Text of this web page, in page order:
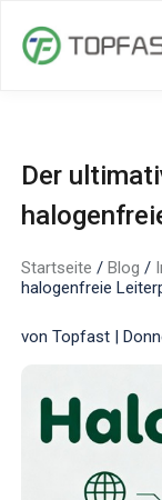
Der
Startseite /Blog /
halogenfreie
von Topfast |